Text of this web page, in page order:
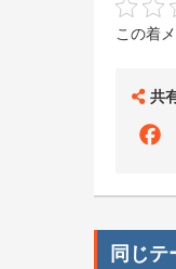
この着
共
同じテ